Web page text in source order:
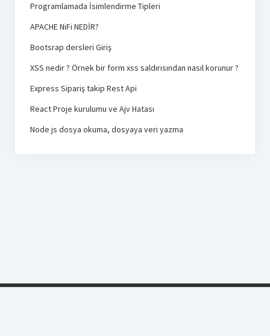
Programlamada İsimlendirme Tipleri
APACHE NiFi NEDİR?
Bootsrap dersleri Giriş
XSS nedir ? Örnek bir form xss saldırısından nasıl korunur ?
Express Sipariş takip Rest Api
React Proje kurulumu ve Ajv Hatası
Node js dosya okuma, dosyaya veri yazma